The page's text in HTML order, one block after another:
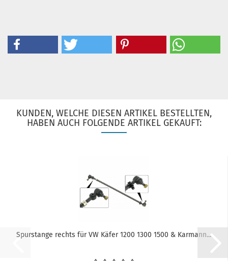
KUNDEN, WELCHE DIESEN ARTIKEL BESTELLTEN,
HABEN AUCH FOLGENDE ARTIKEL GEKAUFT:
Spurstange rechts für VW Käfer 1200 1300 1500 & Karmann...